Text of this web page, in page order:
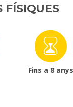
FÍSIQUES
Fins a 8 anys